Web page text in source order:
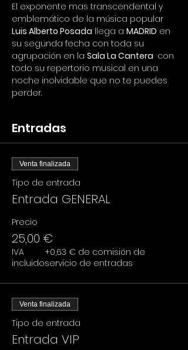
El exponente mas transcendental y
emblemático de la música popular
Luis Alberto Posada llega a MADRID en
su segunda fecha con toda su
agrupación en la Sala La Cantera con
todo su repertorio musical en una
noche inolvidable que no te puedes
perder.
Entradas
Venta finalizada
Tipo de entrada
Entrada GENERAL
Precio
25,00 €
IVA
incluido
+0,63 € de comisión de
servicio de entradas
Venta finalizada
Tipo de entrada
Entrada VIP